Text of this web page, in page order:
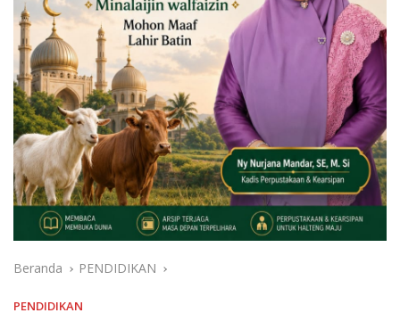
Beranda PENDIDIKAN
PENDIDIKAN